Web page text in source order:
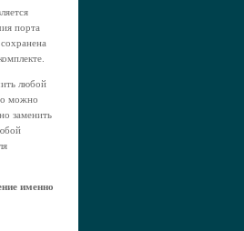
порта
любой
можно
заменить
именно